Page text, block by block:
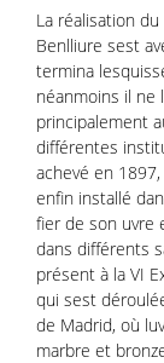
La réalisation
Benlliure sest
termina
néanmoins il ne
principalement
différentes
achevé en
enfin installé
fier de son uvre
dans différents
présent à la VI
qui sest
de Madrid, où
marbre et